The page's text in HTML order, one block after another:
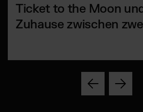
Ticket to the Moon
Zuhause zwischen